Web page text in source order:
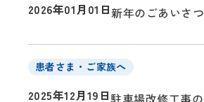
2026年01月01日新年のごあいさつ
患者さま・ご家族へ
2025年12月19日駐車場改修工事